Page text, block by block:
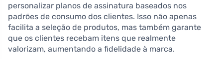
personalizar planos de assinatura baseados nos
padrões de consumo dos clientes. Isso não apenas
facilita a seleção de produtos, mas também garante
que os clientes recebam itens que realmente
valorizam, aumentando a fidelidade à marca.